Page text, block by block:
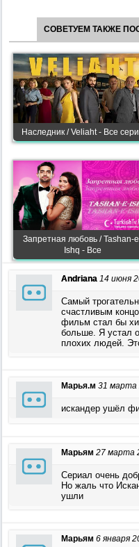
СОВЕТУЕМ ТАКЖЕ
Наследник / Veliaht - Все
Запретная любовь / Tashan-
Ishq - Все
Andriana 14 июня
Самый
счастливым
фильм стал бы
больше. Я устал
плохих людей.
Марья.м 31 марта
искандер ушёл
Марьям 27 марта
Сериал очень
Но жаль что
ушли
Марьям 6 января